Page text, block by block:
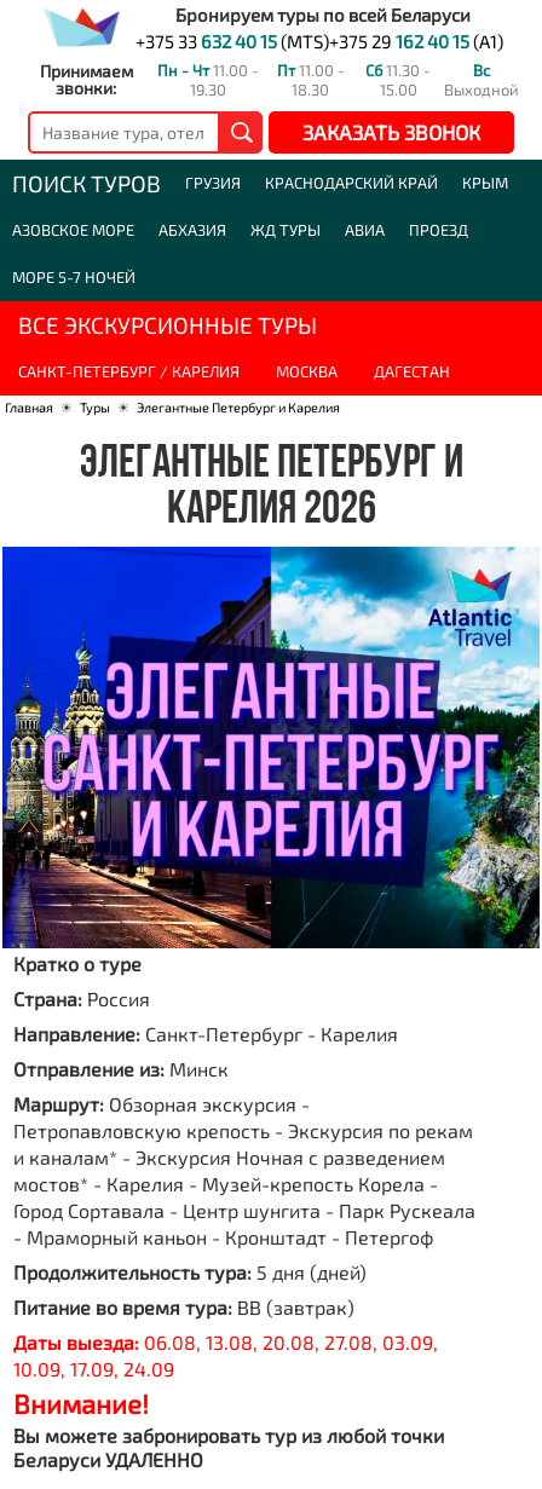
Бронируем туры по всей Беларуси
+375 33 632 40 15(MTS)+375 29 162 40 15(A1)
Принимаем
звонки:
Пн - Чт11.00 -
19.30
Пт11.00 -
18.30
Сб11.30 -
15.00
Вс
Выходной
ЗАКАЗАТЬ ЗВОНОК
ПОИСК ТУРОВ ГРУЗИЯ КРАСНОДАРСКИЙ КРАЙ КРЫМ
АЗОВСКОЕ МОРЕ АБХАЗИЯ ЖД ТУРЫ АВИА ПРОЕЗД
МОРЕ 5-7 НОЧЕЙ
ВСЕ ЭКСКУРСИОННЫЕ ТУРЫ
САНКТ-ПЕТЕРБУРГ / КАРЕЛИЯ МОСКВА ДАГЕСТАН
Главная ☀ Туры ☀ Элегантные Петербург и Карелия
ЭЛЕГАНТНЫЕ ПЕТЕРБУРГ И
КАРЕЛИЯ 2026
Кратко о туре
Страна: Россия
Направление: Санкт-Петербург - Карелия
Отправление из: Минск
Маршрут: Обзорная экскурсия -
Петропавловскую крепость - Экскурсия по рекам
и каналам* - Экскурсия Ночная с разведением
мостов* - Карелия - Музей-крепость Корела -
Город Сортавала - Центр шунгита - Парк Рускеала
- Мраморный каньон - Кронштадт - Петергоф
Продолжительность тура: 5 дня (дней)
Питание во время тура: BB (завтрак)
Даты выезда: 06.08, 13.08, 20.08, 27.08, 03.09,
10.09, 17.09, 24.09
Внимание!
Вы можете забронировать тур из любой точки
Беларуси УДАЛЕННО